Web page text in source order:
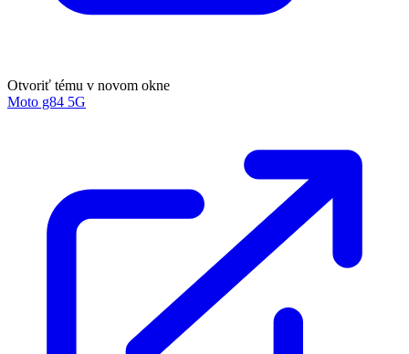
Otvoriť tému v novom okne
Moto g84 5G